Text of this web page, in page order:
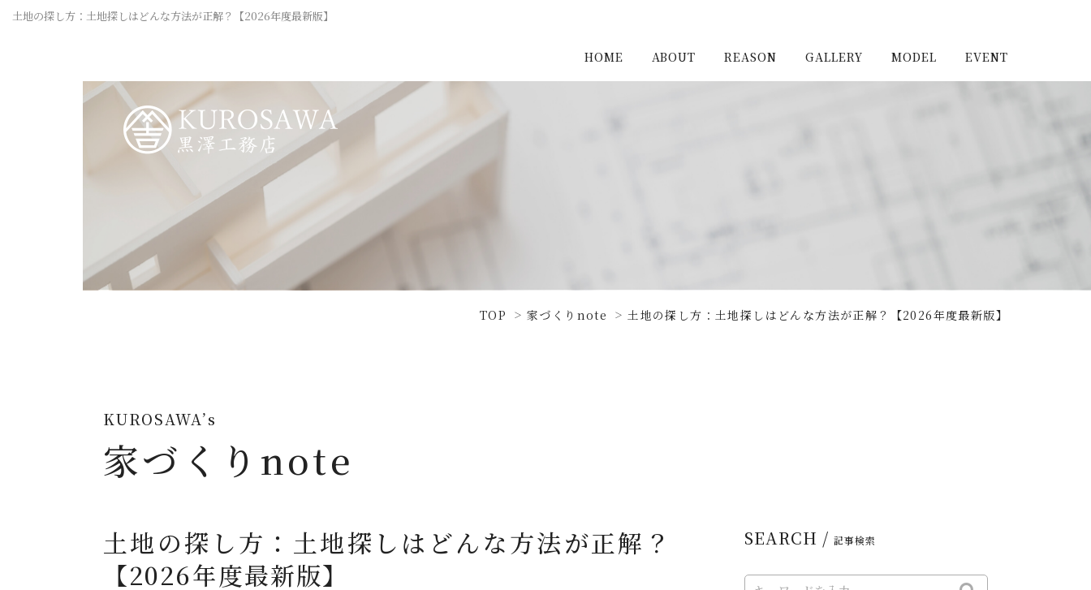
土地の探し方：土地探しはどんな方法が正解？【2026年度最新版】
HOME ABOUT REASON GALLERY MODEL EVENT
TOP 家づくりnote 土地の探し方：土地探しはどんな方法が正解？【2026年度最新版】
KUROSAWA’s
家づくりnote
土地の探し方：土地探しはどんな方法が正解？
【2026年度最新版】
SEARCH / 記事検索